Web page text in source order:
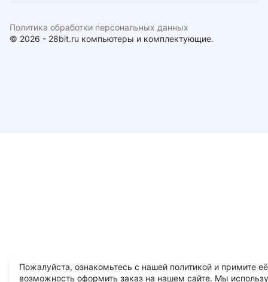
© 2026 - 28bit.ru компьютеры и комплектующие.
Политика обработки персональных данных
Пожалуйста, ознакомьтесь с нашей политикой и примите
возможность оформить заказ на нашем сайте. Мы